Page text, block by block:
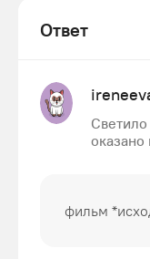
Ответ
фильм